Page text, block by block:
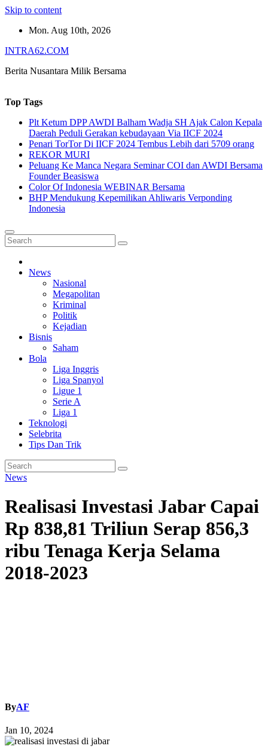
Skip to content
Mon. Aug 10th, 2026
INTRA62.COM
Berita Nusantara Milik Bersama
Top Tags
Plt Ketum DPP AWDI Balham Wadja SH Ajak Calon Kepala
Daerah Peduli Gerakan kebudayaan Via IICF 2024
Penari TorTor Di IICF 2024 Tembus Lebih dari 5709 orang
REKOR MURI
Peluang Ke Manca Negara Seminar COI dan AWDI Bersama
Founder Beasiswa
Color Of Indonesia WEBINAR Bersama
BHP Mendukung Kepemilikan Ahliwaris Verponding
Indonesia
News
Nasional
Megapolitan
Kriminal
Politik
Kejadian
Bisnis
Saham
Bola
Liga Inggris
Liga Spanyol
Ligue 1
Serie A
Liga 1
Teknologi
Selebrita
Tips Dan Trik
News
Realisasi Investasi Jabar Capai
Rp 838,81 Triliun Serap 856,3
ribu Tenaga Kerja Selama
2018-2023
ByAF
Jan 10, 2024